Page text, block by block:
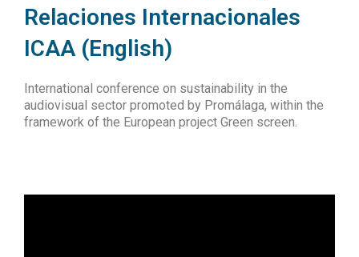
Relaciones Internacionales
ICAA (English)
International conference on sustainability in the
audiovisual sector promoted by Promálaga, within the
framework of the European project Green screen.